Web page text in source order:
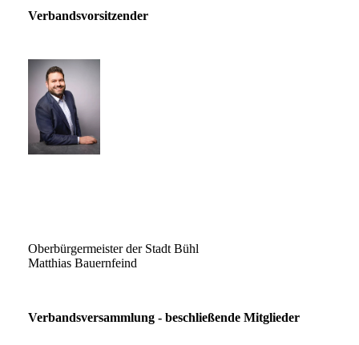
Verbandsvorsitzender
Oberbürgermeister der Stadt Bühl
Matthias Bauernfeind
Verbandsversammlung - beschließende Mitglieder